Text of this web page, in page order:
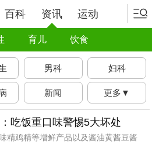
百科 资讯 运动
育儿 饮食
男科 妇科
新闻 更多▼
吃饭重口味警惕5大坏处
精鸡精等增鲜产品以及酱油黄酱豆酱